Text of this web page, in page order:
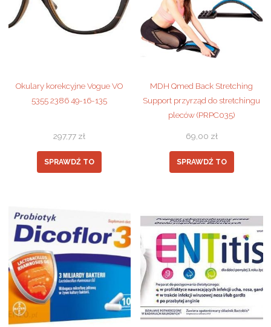
Okulary korekcyjne Vogue VO
5355 2386 49-16-135
297,77 zł
SPRAWDŹ TO
MDH Qmed Back Stretching
Support przyrząd do stretchingu
pleców (PRPC035)
69,00 zł
SPRAWDŹ TO